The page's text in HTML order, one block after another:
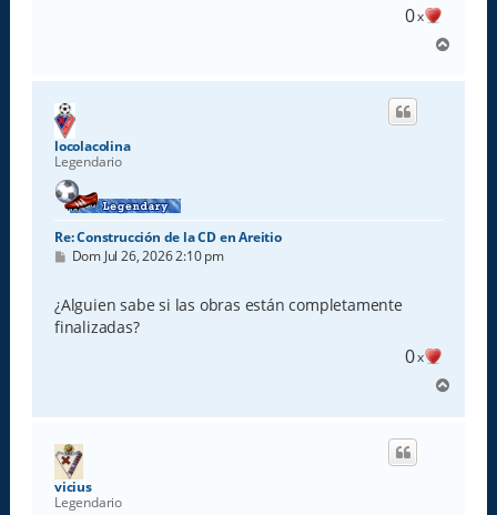
0x
r
locolacolina
Legendario
Re: Construcción de la CD en Areitio
M
s
a
j
Dom Jul 26, 2026 2:10 pm
¿Alguien sabe si las obras están completamente
finalizadas?
0x
r
vicius
Legendario